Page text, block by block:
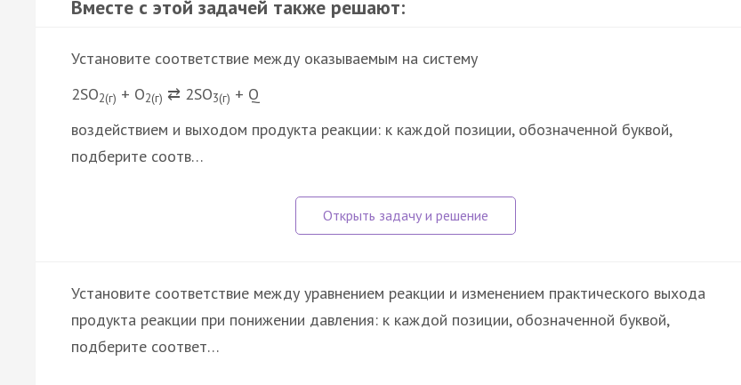
Вместе с этой задачей также решают:
Установите соответствие между оказываемым на систему
2SO2(г) + O2(г) ⇄ 2SO3(г) + Q
воздействием и выходом продукта реакции: к каждой позиции, обозначенной буквой,
подберите соотв…
Установите соответствие между уравнением реакции и изменением практического выхода
продукта реакции при понижении давления: к каждой позиции, обозначенной буквой,
подберите соответ…